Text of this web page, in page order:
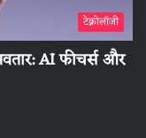
टेक्नोलॉजी
AI फीचर्स और